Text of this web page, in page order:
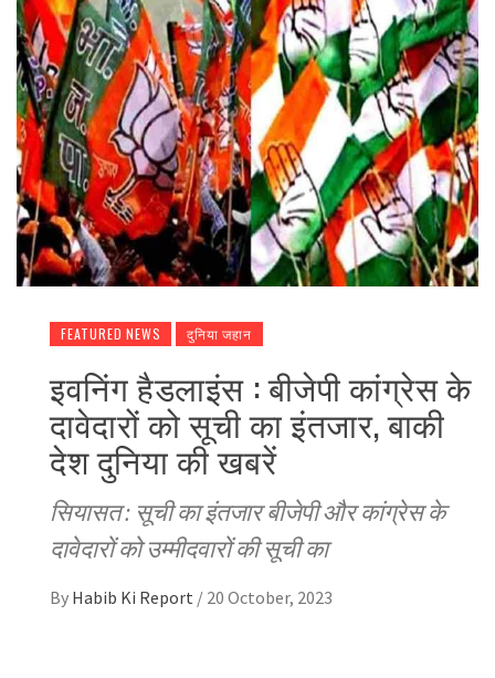
FEATURED NEWS दुनिया जहान
इवनिंग हैडलाइंस : बीजेपी कांग्रेस के
दावेदारों को सूची का इंतजार, बाकी
देश दुनिया की खबरें
सियासत : सूची का इंतजार बीजेपी और कांग्रेस के
दावेदारों को उम्मीदवारों की सूची का
By Habib Ki Report / 20 October, 2023